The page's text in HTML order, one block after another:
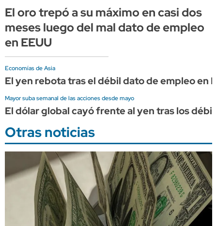
El oro trepó a su máximo en casi dos
meses luego del mal dato de empleo
en EEUU
Economías de Asia
El yen rebota tras el débil dato de empleo en
Mayor suba semanal de las acciones desde mayo
El dólar global cayó frente al yen tras los
Otras noticias